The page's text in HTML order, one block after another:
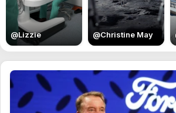
@Lizzie @Christine May